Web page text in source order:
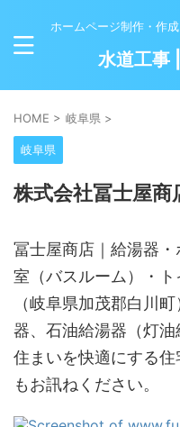
ホームページ制作・作
水道工事
HOME > 岐阜県 >
岐阜県
株式会社冨士屋商
冨士屋商店｜給湯器
室（バスルーム）・
（岐阜県加茂郡白川
器、石油給湯器（灯油
住まいを快適にする
もお訊ねください。